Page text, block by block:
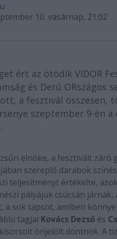
10. vasárnap, 21:02
ért az ötödik VIDOR
és Derû ORszágos
a fesztivál összesen,
szeptember 9-én
elnöke, a fesztivált záró
szereplő darabok
teljesítményt értékelte,
pályájuk csúcsán
a sok tapsot, amiben
tagjai Kovács Dezső és
önjelölt döntnök. A